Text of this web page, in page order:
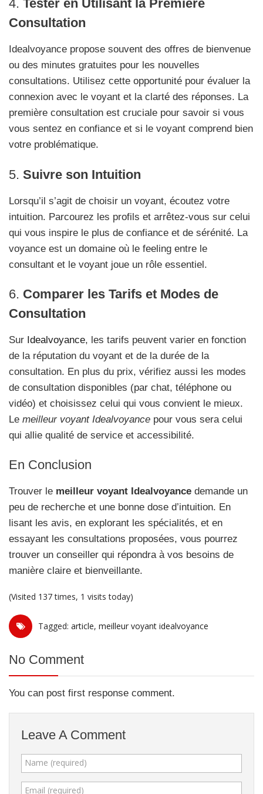
4. Tester en Utilisant la Première
Consultation
Idealvoyance propose souvent des offres de bienvenue
ou des minutes gratuites pour les nouvelles
consultations. Utilisez cette opportunité pour évaluer la
connexion avec le voyant et la clarté des réponses. La
première consultation est cruciale pour savoir si vous
vous sentez en confiance et si le voyant comprend bien
votre problématique.
5. Suivre son Intuition
Lorsqu’il s’agit de choisir un voyant, écoutez votre
intuition. Parcourez les profils et arrêtez-vous sur celui
qui vous inspire le plus de confiance et de sérénité. La
voyance est un domaine où le feeling entre le
consultant et le voyant joue un rôle essentiel.
6. Comparer les Tarifs et Modes de
Consultation
Sur Idealvoyance, les tarifs peuvent varier en fonction
de la réputation du voyant et de la durée de la
consultation. En plus du prix, vérifiez aussi les modes
de consultation disponibles (par chat, téléphone ou
vidéo) et choisissez celui qui vous convient le mieux.
Le meilleur voyant Idealvoyance pour vous sera celui
qui allie qualité de service et accessibilité.
En Conclusion
Trouver le meilleur voyant Idealvoyance demande un
peu de recherche et une bonne dose d’intuition. En
lisant les avis, en explorant les spécialités, et en
essayant les consultations proposées, vous pourrez
trouver un conseiller qui répondra à vos besoins de
manière claire et bienveillante.
(Visited 137 times, 1 visits today)
Tagged: article, meilleur voyant idealvoyance
No Comment
You can post first response comment.
Leave A Comment
Name (required)
Email (required)